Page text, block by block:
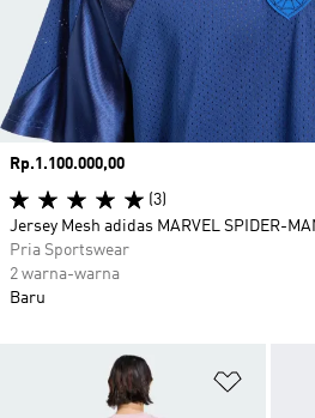
Harga
Rp.1.100.000,00
(3)
Jersey Mesh adidas MARVEL SPIDER-
Pria Sportswear
2 warna-warna
Baru